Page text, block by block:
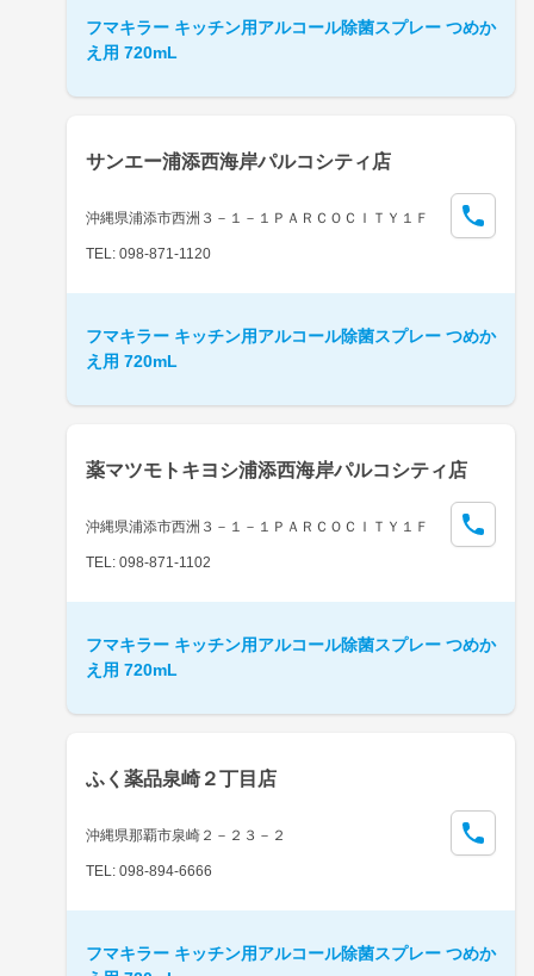
フマキラー キッチン用アルコール除菌スプレー つめか
え用 720mL
サンエー浦添西海岸パルコシティ店
沖縄県浦添市西洲３－１－１ＰＡＲＣＯＣＩＴＹ１Ｆ
TEL: 098-871-1120
フマキラー キッチン用アルコール除菌スプレー つめか
え用 720mL
薬マツモトキヨシ浦添西海岸パルコシティ店
沖縄県浦添市西洲３－１－１ＰＡＲＣＯＣＩＴＹ１Ｆ
TEL: 098-871-1102
フマキラー キッチン用アルコール除菌スプレー つめか
え用 720mL
ふく薬品泉崎２丁目店
沖縄県那覇市泉崎２－２３－２
TEL: 098-894-6666
フマキラー キッチン用アルコール除菌スプレー つめか